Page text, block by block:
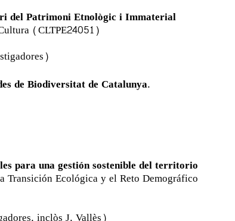
del Patrimoni Etnològic i Immaterial
(CLTPE24051)
de Biodiversitat de Catalunya.
para una gestión sostenible del territorio
Ecológica y el Reto Demográfico